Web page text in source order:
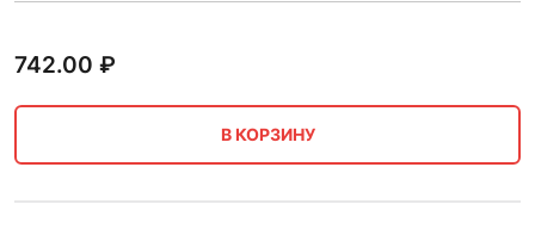
742.00 ₽
В КОРЗИНУ